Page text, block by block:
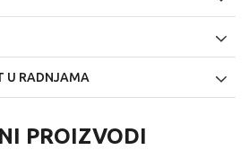
U RADNJAMA
PROIZVODI